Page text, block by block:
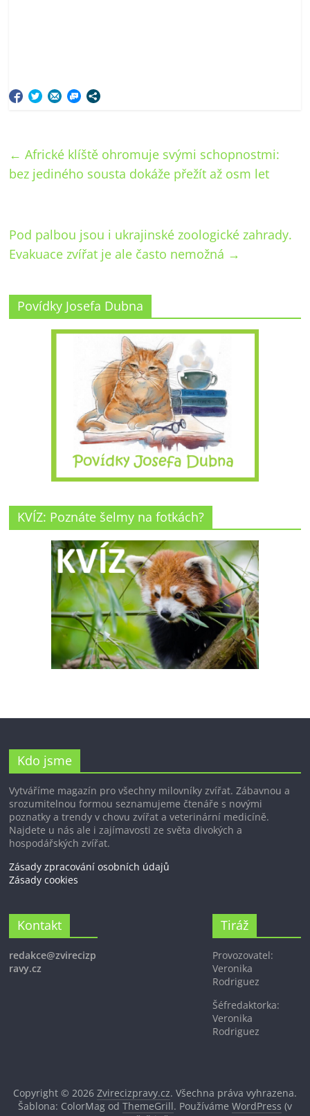
← Africké klíště ohromuje svými schopnostmi:
bez jediného sousta dokáže přežít až osm let
Pod palbou jsou i ukrajinské zoologické zahrady.
Evakuace zvířat je ale často nemožná →
Povídky Josefa Dubna
KVÍZ: Poznáte šelmy na fotkách?
Kdo jsme
Vytváříme magazín pro všechny milovníky zvířat. Zábavnou a
srozumitelnou formou seznamujeme čtenáře s novými
poznatky a trendy v chovu zvířat a veterinární medicíně.
Najdete u nás ale i zajímavosti ze světa divokých a
hospodářských zvířat.
Zásady zpracování osobních údajů
Zásady cookies
Kontakt
redakce@zvirecizp
ravy.cz
Tiráž
Provozovatel:
Veronika
Rodriguez
Šéfredaktorka:
Veronika
Rodriguez
Copyright © 2026 Zvirecizpravy.cz. Všechna práva vyhrazena.
Šablona: ColorMag od ThemeGrill. Používáme WordPress (v